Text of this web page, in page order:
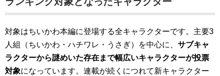
対象はちいかわ本編に登場する全キャラクターです。主要3
人組（ちいかわ・ハチワレ・うさぎ）を中心に、 サブキャ
ラクターから謎めいた存在まで幅広いキャラクターが投票
対象になっています。連載が続くにつれて新キャラクター